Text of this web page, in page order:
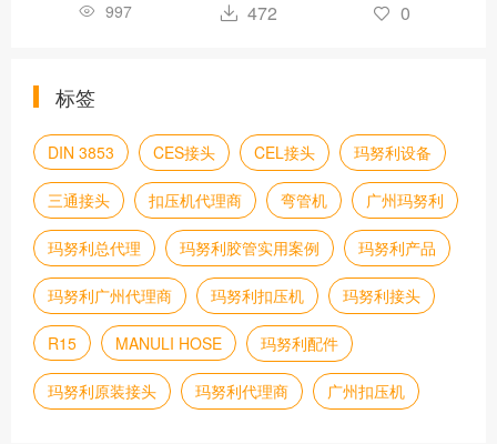
997 472 0
标签
DIN 3853 CES接头 CEL接头 玛努利设备
三通接头 扣压机代理商 弯管机 广州玛努利
玛努利总代理 玛努利胶管实用案例 玛努利产品
玛努利广州代理商 玛努利扣压机 玛努利接头
R15 MANULI HOSE 玛努利配件
玛努利原装接头 玛努利代理商 广州扣压机